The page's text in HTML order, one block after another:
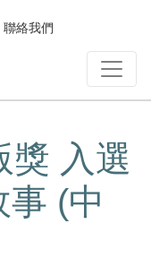
聯絡我們
獎 入選
(中